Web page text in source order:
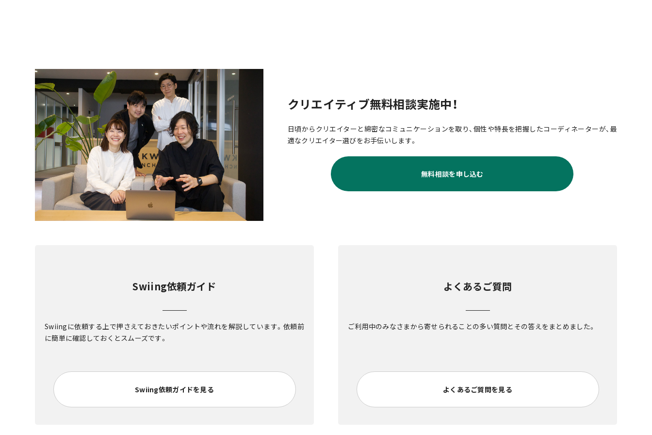
クリエイティブ無料相談実施中！
日頃からクリエイターと綿密なコミュニケーションを取り、個性や特長を把握したコーディネーターが、最
適なクリエイター選びをお手伝いします。
無料相談を申し込む
Swiing依頼ガイド
Swiingに依頼する上で押さえておきたいポイントや流れを解説しています。依頼前
に簡単に確認しておくとスムーズです。
Swiing依頼ガイドを見る
よくあるご質問
ご利用中のみなさまから寄せられることの多い質問とその答えをまとめました。
よくあるご質問を見る